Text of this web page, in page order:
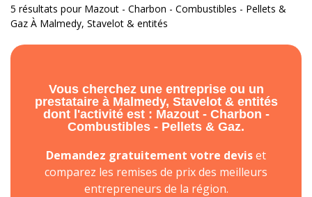
5 résultats pour Mazout - Charbon - Combustibles - Pellets &
Gaz À Malmedy, Stavelot & entités
Vous cherchez une entreprise ou un
prestataire à Malmedy, Stavelot & entités
dont l'activité est : Mazout - Charbon -
Combustibles - Pellets & Gaz.
Demandez gratuitement votre deviset
comparez les remises de prix des meilleurs
entrepreneurs de la région.